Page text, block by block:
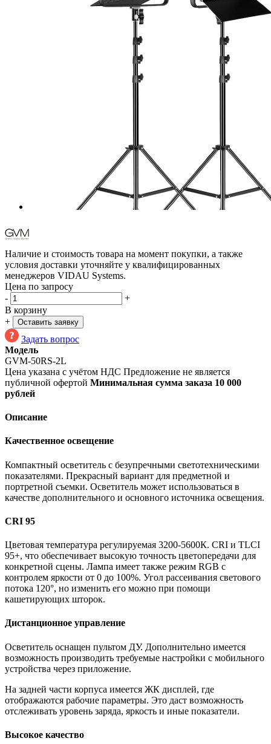
Наличие и стоимость товара на момент покупки, а также
условия доставки уточняйте у квалифицированных
менеджеров VIDAU Systems.
Цена по запросу
-
+
В корзину
+
Оставить заявку
Задать вопрос
Модель
GVM-50RS-2L
Цена указана с учётом НДС Предложение не является
публичной офертой Минимальная сумма заказа 10 000
рублей
Описание
Качественное освещение
Компактный осветитель с безупречными светотехническими
показателями. Прекрасный вариант для предметной и
портретной съемки. Осветитель может использоваться в
качестве дополнительного и основного источника освещения.
CRI 95
Цветовая температура регулируемая 3200-5600К. CRI и TLCI
95+, что обеспечивает высокую точность цветопередачи для
конкретной сцены. Лампа имеет также режим RGB с
контролем яркости от 0 до 100%. Угол рассеивания светового
потока 120°, но изменить его можно при помощи
кашетирующих шторок.
Дистанционное управление
Осветитель оснащен пультом ДУ. Дополнительно имеется
возможность производить требуемые настройки с мобильного
устройства через приложение.
На задней части корпуса имеется ЖК дисплей, где
отображаются рабочие параметры. Это даст возможность
отслеживать уровень заряда, яркость и иные показатели.
Высокое качество